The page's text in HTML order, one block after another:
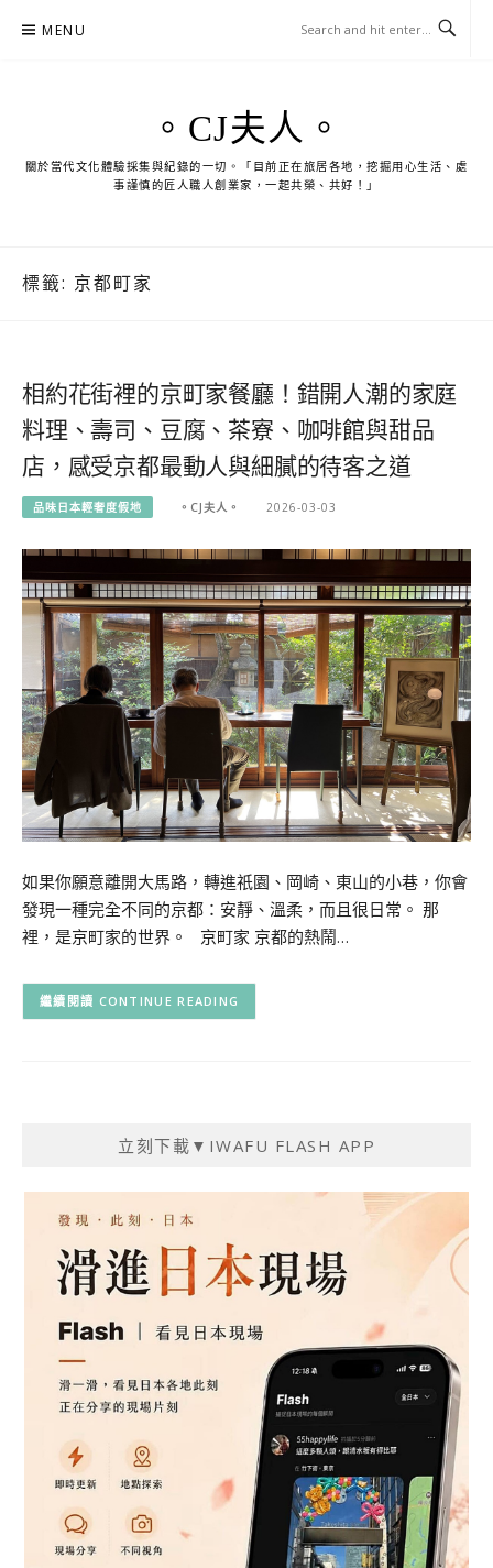
MENU
。CJ夫人。
關於當代文化體驗採集與紀錄的一切。「目前正在旅居各地，挖掘用心生活、處
事謹慎的匠人職人創業家，一起共榮、共好！」
標籤: 京都町家
相約花街裡的京町家餐廳！錯開人潮的家庭
料理、壽司、豆腐、茶寮、咖啡館與甜品
店，感受京都最動人與細膩的待客之道
品味日本輕奢度假地 。CJ夫人。 2026-03-03
如果你願意離開大馬路，轉進祇園、岡崎、東山的小巷，你會
發現一種完全不同的京都：安靜、溫柔，而且很日常。 那
裡，是京町家的世界。 京町家 京都的熱鬧…
CONTINUE READING
立刻下載▼IWAFU FLASH APP